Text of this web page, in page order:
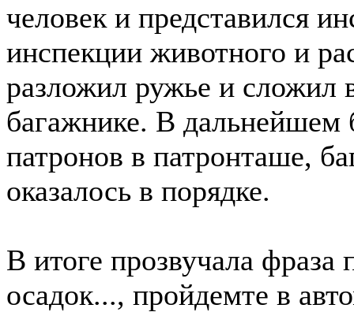
человек и представился
инспекции животного и
разложил ружье и сложил
багажнике. В дальнейшем
патронов в патрoнташе,
оказалось в порядке.
В итоге прозвучала фраза
осадок..., пройдемте в